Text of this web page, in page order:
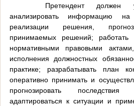
Претендент
анализировать информацию
реализации решения,
принимаемых решений;
нормативными правовыми
исполнения должностных
практике; разрабатывать план
оперативно принимать и
прогнозировать
адаптироваться к ситуации и